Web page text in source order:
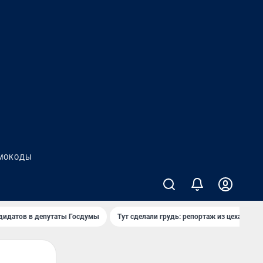
в депутаты Госдумы Тут сделали грудь: репортаж из цеха